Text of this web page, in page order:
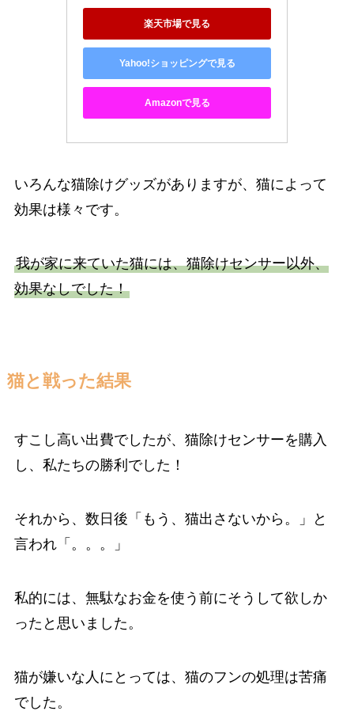
楽天市場で見る
Yahoo!ショッピングで見る
Amazonで見る
いろんな猫除けグッズがありますが、猫によって
効果は様々です。
我が家に来ていた猫には、猫除けセンサー以外、
効果なしでした！
猫と戦った結果
すこし高い出費でしたが、猫除けセンサーを購入
し、私たちの勝利でした！
それから、数日後「もう、猫出さないから。」と
言われ「。。。」
私的には、無駄なお金を使う前にそうして欲しか
ったと思いました。
猫が嫌いな人にとっては、猫のフンの処理は苦痛
でした。